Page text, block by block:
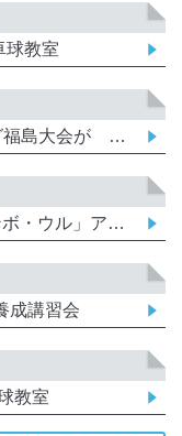
球教室
デンソー 2026前期日本卓球リーグ福島大会が 郡山市 宝来屋ボンズアリーナタイムテーブル
5/24 すかがわ「だんぼっち」「ダンボ・ウル」アリーナ駐車場案内【県学年別】改
成講習会
教室